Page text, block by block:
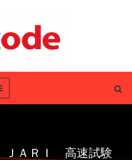
ＡＲＩ 高速試験